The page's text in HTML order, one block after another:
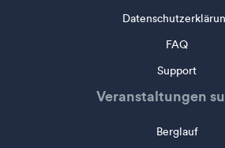
FAQ
Support
Veranstaltungen
Berglauf